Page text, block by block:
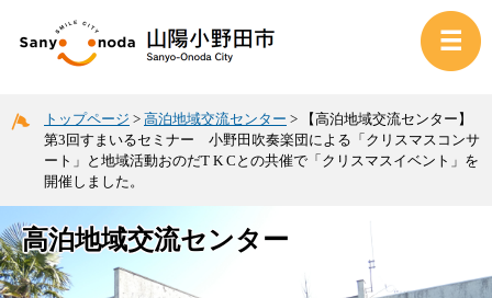
トップページ > 高泊地域交流センター >
【高泊地域交流センター】
第3回すまいるセミナー 小野田吹奏楽団による「クリスマスコンサ
ート」と地域活動おのだT K Cとの共催で「クリスマスイベント」を
開催しました。
高泊地域交流センター